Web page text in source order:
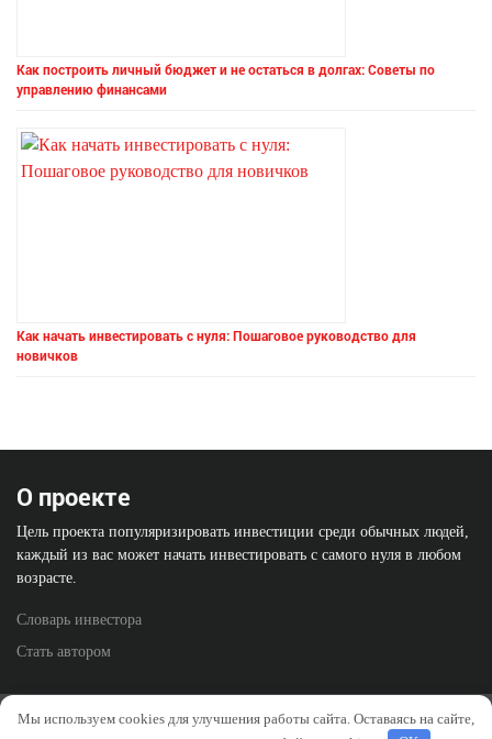
Как построить личный бюджет и не остаться в долгах: Советы по
управлению финансами
Как начать инвестировать с нуля: Пошаговое руководство для
новичков
О проекте
Цель проекта популяризировать инвестиции среди обычных людей,
каждый из вас может начать инвестировать с самого нуля в любом
возрасте.
Словарь инвестора
Стать автором
Политика конфиденциальности Отказ от ответственности
Мы используем cookies для улучшения работы сайта. Оставаясь на сайте,